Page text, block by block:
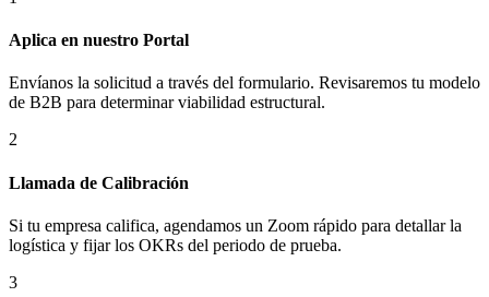
Aplica en nuestro Portal
Envíanos la solicitud a través del formulario. Revisaremos tu modelo
de B2B para determinar viabilidad estructural.
2
Llamada de Calibración
Si tu empresa califica, agendamos un Zoom rápido para detallar la
logística y fijar los OKRs del periodo de prueba.
3